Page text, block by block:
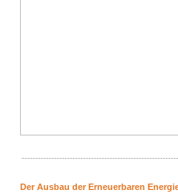
Der Ausbau der Erneuerbaren